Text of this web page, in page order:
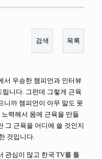
검색 목록
서 우승한 챔피언과 인터뷰
니다. 그런데 그렇게 근육
니까 챔피언이 아무 말도 못
력해서 몸에 근육을 만들
그 근육을 어디에 쓸 것인지
것입니다.
관심이 많고 한국 TV를 틀